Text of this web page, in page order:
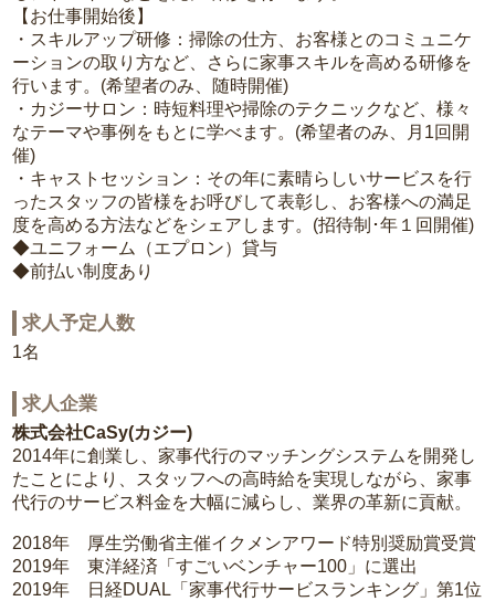
【お仕事開始後】
・スキルアップ研修：掃除の仕方、お客様とのコミュニケ
ーションの取り方など、さらに家事スキルを高める研修を
行います。(希望者のみ、随時開催)
・カジーサロン：時短料理や掃除のテクニックなど、様々
なテーマや事例をもとに学べます。(希望者のみ、月1回開
催)
・キャストセッション：その年に素晴らしいサービスを行
ったスタッフの皆様をお呼びして表彰し、お客様への満足
度を高める方法などをシェアします。(招待制･年１回開催)
◆ユニフォーム（エプロン）貸与
◆前払い制度あり
求人予定人数
1名
求人企業
株式会社CaSy(カジー)
2014年に創業し、家事代行のマッチングシステムを開発し
たことにより、スタッフへの高時給を実現しながら、家事
代行のサービス料金を大幅に減らし、業界の革新に貢献。
2018年 厚生労働省主催イクメンアワード特別奨励賞受賞
2019年 東洋経済「すごいベンチャー100」に選出
2019年 日経DUAL「家事代行サービスランキング」第1位